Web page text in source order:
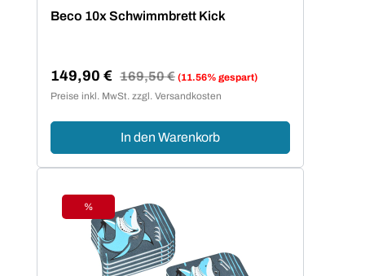
Beco 10x Schwimmbrett Kick
Verkaufspreis:
149,90 € Regulärer Preis:
169,50 € (11.56% gespart)
Preise inkl. MwSt. zzgl. Versandkosten
In den Warenkorb
Rabatt
%